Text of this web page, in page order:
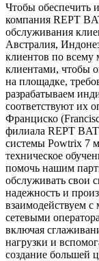
Чтобы обеспечить
компания REPT
обслуживания
Австралия,
клиентов по
клиентами, чтобы
на площадке,
разрабатываем
соответствуют их
Франциско
филиала REPT
системы Powtrix 7
техническое
помочь нашим
обслуживать свои
надежность и
взаимодействуем
сетевыми
включая
нагрузки и
создание большей